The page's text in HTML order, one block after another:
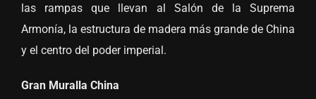
las rampas que llevan al Salón de la Suprema
Armonía, la estructura de madera más grande de China
y el centro del poder imperial.
Gran Muralla China